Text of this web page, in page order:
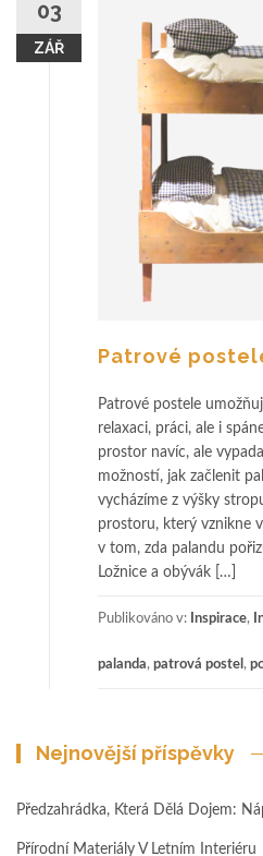
03
ZÁŘ
Patrové
Patrové postele
relaxaci, práci, ale i
prostor navíc, ale
možností, jak začlenit
vycházíme z výšky
prostoru, který vznikne
v tom, zda palandu
Ložnice a obývák […]
Publikováno v: Inspirace,
palanda, patrová postel ,
Nejnovější příspěvky
Předzahrádka, Která Dělá Dojem:
Přírodní Materiály V Letním Interiéru